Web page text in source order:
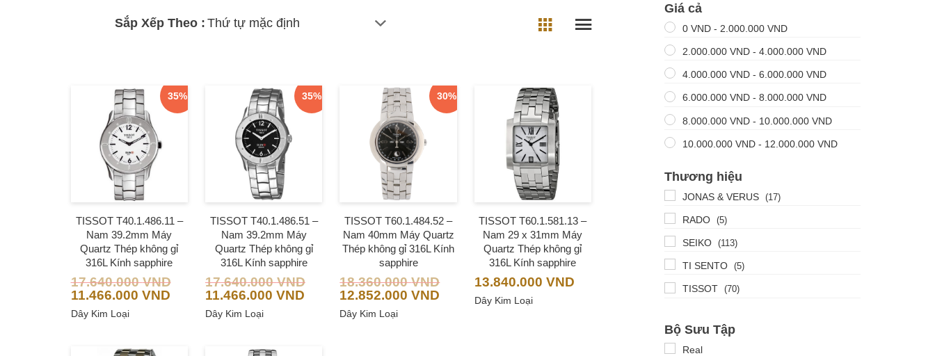
Sắp Xếp Theo :
35%
TISSOT T40.1.486.11 –
Nam 39.2mm Máy
Quartz Thép không gỉ
316L Kính sapphire
17.640.000VND
11.466.000 VND
Dây Kim Loại
35%
TISSOT T40.1.486.51 –
Nam 39.2mm Máy
Quartz Thép không gỉ
316L Kính sapphire
17.640.000VND
11.466.000 VND
Dây Kim Loại
30%
TISSOT T60.1.484.52 –
Nam 40mm Máy Quartz
Thép không gỉ 316L Kính
sapphire
18.360.000VND
12.852.000VND
Dây Kim Loại
TISSOT T60.1.581.13 –
Nam 29 x 31mm Máy
Quartz Thép không gỉ
316L Kính sapphire
13.840.000 VND
Dây Kim Loại
Giá cả
0VND - 2.000.000VND
2.000.000VND -4.000.000VND
4.000.000VND -6.000.000VND
6.000.000VND -8.000.000VND
8.000.000VND - 10.000.000VND
10.000.000VND - 12.000.000VND
Thương hiệu
JONAS & VERUS (17)
RADO (5)
SEIKO (113)
TI SENTO (5)
TISSOT (70)
Bộ Sưu Tập
Real